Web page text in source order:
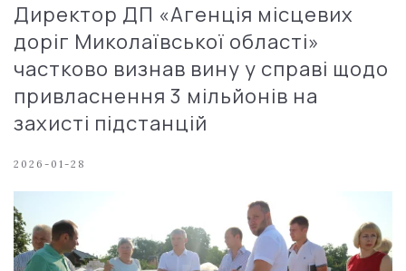
Директор ДП «Агенція місцевих
доріг Миколаївської області»
частково визнав вину у справі щодо
привласнення 3 мільйонів на
захисті підстанцій
2026-01-28